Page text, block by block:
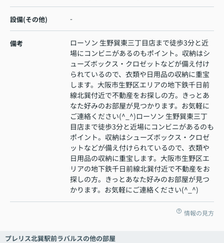
設備(その他) -
備考
ローソン 生野巽東三丁目店まで徒歩3分と近
場にコンビニがあるのもポイント。収納はシ
ューズボックス・クロゼットなどが備え付け
られているので、衣類や日用品の収納に重宝
します。大阪市生野区エリアの地下鉄千日前
線北巽付近で不動産をお探しの方。きっとあ
なた好みのお部屋が見つかります。お気軽に
ご連絡ください(^_^)ローソン 生野巽東三丁
目店まで徒歩3分と近場にコンビニがあるのも
ポイント。収納はシューズボックス・クロゼ
ットなどが備え付けられているので、衣類や
日用品の収納に重宝します。大阪市生野区エ
リアの地下鉄千日前線北巽付近で不動産をお
探しの方。きっとあなた好みのお部屋が見つ
かります。お気軽にご連絡ください(^_^)
情報の見方
プレリス北巽駅前ラバルスの他の部屋